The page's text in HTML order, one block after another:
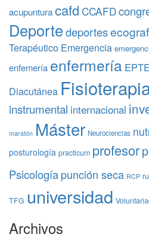
acupunturacafd CCAFD
Deportedeportes
Terapéutico Emergencia
enfemería enfermería EPTE
Diacutánea
instrumental internacional
maratón Máster Neurociencias
posturología practicum profesor
Psicologíapunción seca RCP
TFG universidad
Archivos